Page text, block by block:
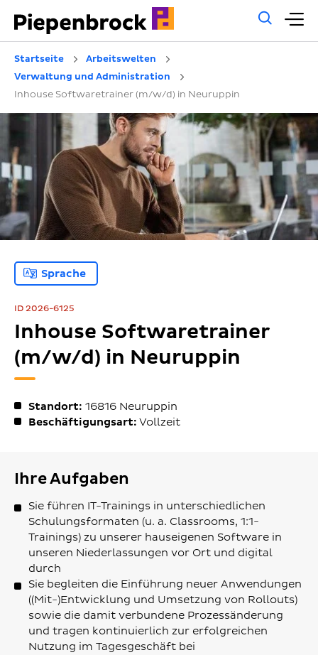
Startseite
Arbeitswelten
Verwaltung und Administration
Inhouse Softwaretrainer (m/w/d) in Neuruppin
Sprache
ID 2026-6125
Inhouse Softwaretrainer
(m/w/d) in Neuruppin
Standort: 16816 Neuruppin
Beschäftigungsart: Vollzeit
Ihre Aufgaben
Sie führen IT-Trainings in unterschiedlichen
Schulungsformaten (u. a. Classrooms, 1:1-
Trainings) zu unserer hauseigenen Software in
unseren Niederlassungen vor Ort und digital
durch
Sie begleiten die Einführung neuer Anwendungen
((Mit-)Entwicklung und Umsetzung von Rollouts)
sowie die damit verbundene Prozessänderung
und tragen kontinuierlich zur erfolgreichen
Nutzung im Tagesgeschäft bei